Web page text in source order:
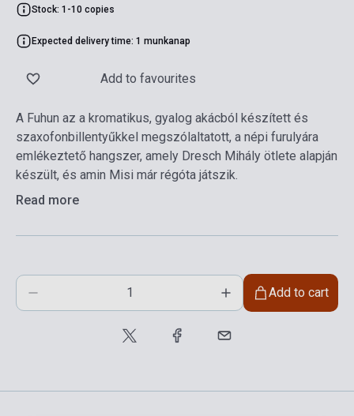
Stock: 1-10 copies
Expected delivery time: 1 munkanap
Add to favourites
A Fuhun az a kromatikus, gyalog akácból készített és
szaxofonbillentyűkkel megszólaltatott, a népi furulyára
emlékeztető hangszer, amely Dresch Mihály ötlete alapján
készült, és amin Misi már régóta játszik.
Read more
Add to cart